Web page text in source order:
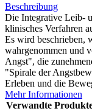
Beschreibung
Die Integrative Leib-
klinisches Verfahren
Es wird beschrieben,
wahrgenommen und
Angst", die
"Spirale der
Erleben und die
Mehr Informationen
Verwandte